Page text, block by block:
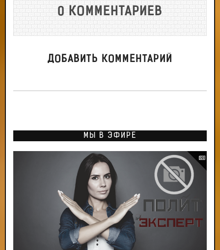
0 КОММЕНТАРИЕВ
ДОБАВИТЬ КОММЕНТАРИЙ
МЫ В ЭФИРЕ